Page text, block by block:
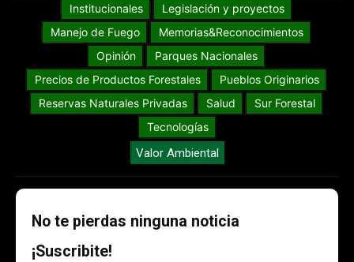
Institucionales
Legislación y proyectos
Manejo de Fuego
Memorias&Reconocimientos
Opinión
Parques Nacionales
Precios de Productos Forestales
Pueblos Originarios
Reservas Naturales Privadas
Salud
Sur Forestal
Tecnologías
Valor Ambiental
No te pierdas ninguna noticia
¡Suscribite!